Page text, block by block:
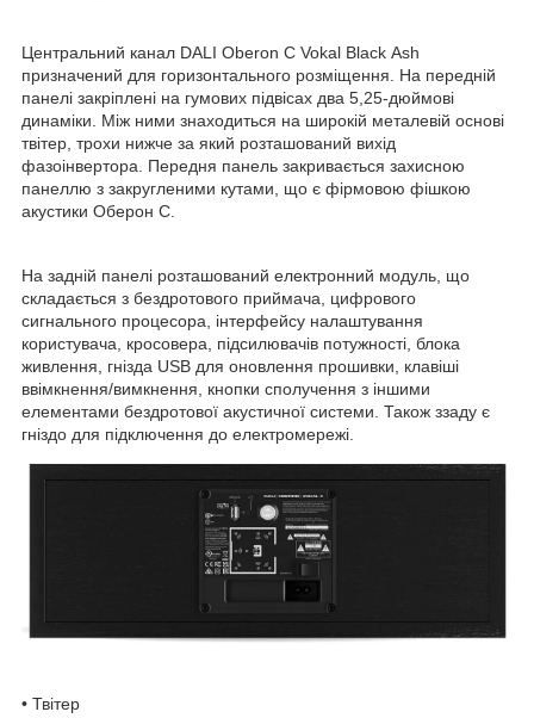
Центральний канал DALI Oberon С Vokal Black Ash
призначений для горизонтального розміщення. На передній
панелі закріплені на гумових підвісах два 5,25-дюймові
динаміки. Між ними знаходиться на широкій металевій основі
твітер, трохи нижче за який розташований вихід
фазоінвертора. Передня панель закривається захисною
панеллю з закругленими кутами, що є фірмовою фішкою
акустики Оберон С.
На задній панелі розташований електронний модуль, що
складається з бездротового приймача, цифрового
сигнального процесора, інтерфейсу налаштування
користувача, кросовера, підсилювачів потужності, блока
живлення, гнізда USB для оновлення прошивки, клавіші
ввімкнення/вимкнення, кнопки сполучення з іншими
елементами бездротової акустичної системи. Також ззаду є
гніздо для підключення до електромережі.
• Твітер